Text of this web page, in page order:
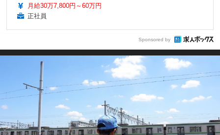
月給30万7,800円～60万円
正社員
Sponsored by